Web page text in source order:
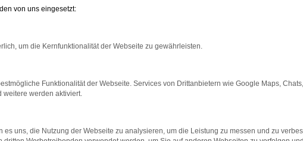
bestimmter Seiten verhindern. Funktioniert die Seite in einem
beheben.
auf dem neuesten Stand sind.
kann auch dazu führen, dass bestimmte Funktionen nicht mehr
von uns eingesetzt:
um die Kernfunktionalität der Webseite zu gewährleisten.
Funktionalität der Webseite. Services von Drittanbietern wie Google Maps, Chats,
weitere werden aktiviert.
es uns, die Nutzung der Webseite zu analysieren, um die Leistung zu messen und zu